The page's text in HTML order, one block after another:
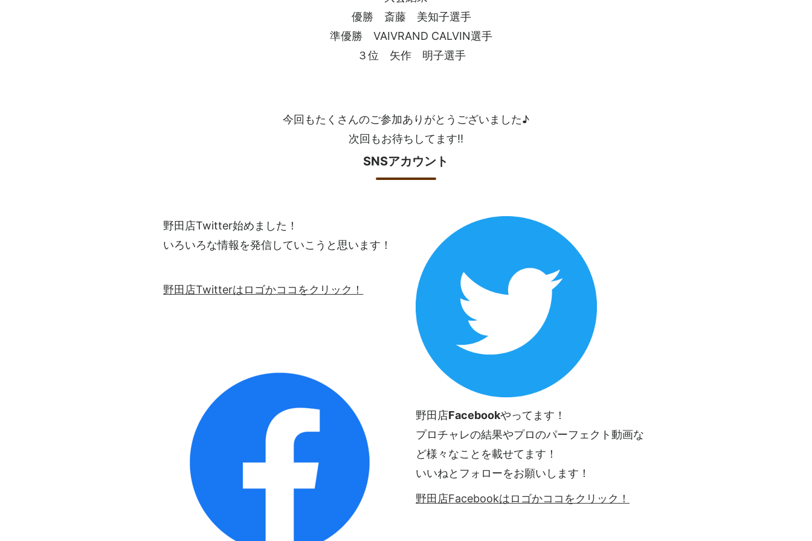
優勝 斎藤 美知子選手
準優勝 VAIVRAND CALVIN選手
３位 矢作 明子選手
今回もたくさんのご参加ありがとうございました♪
次回もお待ちしてます!!
SNSアカウント
野田店Twitter始めました！
いろいろな情報を発信していこうと思います！
野田店Twitterはロゴかココをクリック！
野田店Facebookやってます！
プロチャレの結果やプロのパーフェクト動画な
ど様々なことを載せてます！
いいねとフォローをお願いします！
野田店Facebookはロゴかココをクリック！